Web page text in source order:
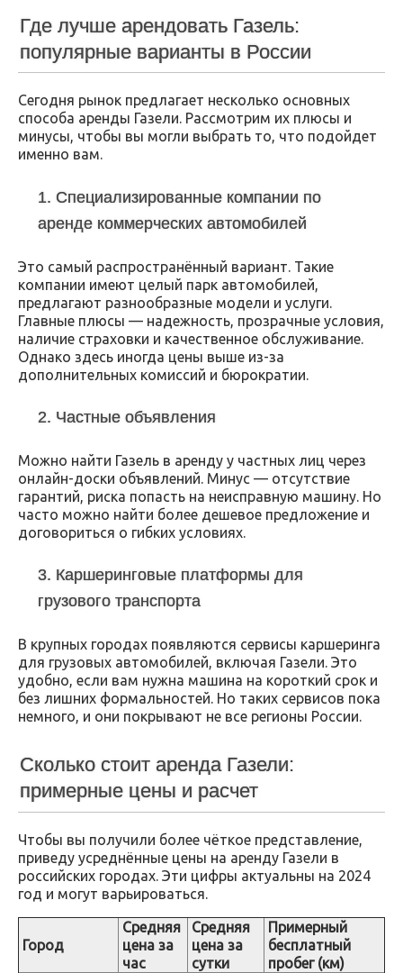
Где лучше арендовать Газель:
популярные варианты в России
Сегодня рынок предлагает несколько основных
способа аренды Газели. Рассмотрим их плюсы и
минусы, чтобы вы могли выбрать то, что подойдет
именно вам.
1. Специализированные компании по
аренде коммерческих автомобилей
Это самый распространённый вариант. Такие
компании имеют целый парк автомобилей,
предлагают разнообразные модели и услуги.
Главные плюсы — надежность, прозрачные условия,
наличие страховки и качественное обслуживание.
Однако здесь иногда цены выше из-за
дополнительных комиссий и бюрократии.
2. Частные объявления
Можно найти Газель в аренду у частных лиц через
онлайн-доски объявлений. Минус — отсутствие
гарантий, риска попасть на неисправную машину. Но
часто можно найти более дешевое предложение и
договориться о гибких условиях.
3. Каршеринговые платформы для
грузового транспорта
В крупных городах появляются сервисы каршеринга
для грузовых автомобилей, включая Газели. Это
удобно, если вам нужна машина на короткий срок и
без лишних формальностей. Но таких сервисов пока
немного, и они покрывают не все регионы России.
Сколько стоит аренда Газели:
примерные цены и расчет
Чтобы вы получили более чёткое представление,
приведу усреднённые цены на аренду Газели в
российских городах. Эти цифры актуальны на 2024
год и могут варьироваться.
Город
Средняя
цена за
час
Средняя
цена за
сутки
Примерный
бесплатный
пробег (км)